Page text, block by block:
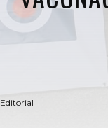
Editorial